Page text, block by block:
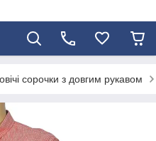
сорочки з довгим рукавом